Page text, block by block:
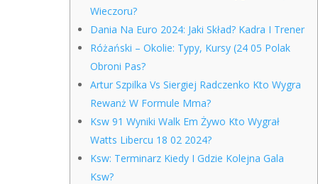
Wieczoru?
Dania Na Euro 2024: Jaki Skład? Kadra I Trener
Różański – Okolie: Typy, Kursy (24 05 Polak
Obroni Pas?
Artur Szpilka Vs Siergiej Radczenko Kto Wygra
Rewanż W Formule Mma?
Ksw 91 Wyniki Walk Em Żywo Kto Wygrał
Watts Libercu 18 02 2024?
Ksw: Terminarz Kiedy I Gdzie Kolejna Gala
Ksw?